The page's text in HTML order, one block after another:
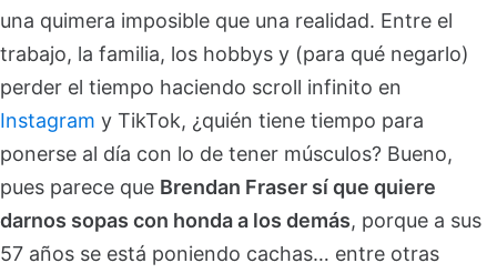
una quimera imposible que una realidad. Entre el
trabajo, la familia, los hobbys y (para qué negarlo)
perder el tiempo haciendo scroll infinito en
Instagram y TikTok, ¿quién tiene tiempo para
ponerse al día con lo de tener músculos? Bueno,
pues parece que Brendan Fraser sí que quiere
darnos sopas con honda a los demás, porque a sus
57 años se está poniendo cachas… entre otras